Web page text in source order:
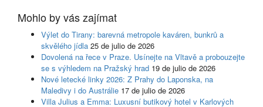
Mohlo by vás zajímat
Výlet do Tirany: barevná metropole kaváren, bunkrů a
skvělého jídla 25 de julio de 2026
Dovolená na řece v Praze. Usínejte na Vltavě a probouzejte
se s výhledem na Pražský hrad 19 de julio de 2026
Nové letecké linky 2026: Z Prahy do Laponska, na
Maledivy i do Austrálie 17 de julio de 2026
Villa Julius a Emma: Luxusní butikový hotel v Karlových